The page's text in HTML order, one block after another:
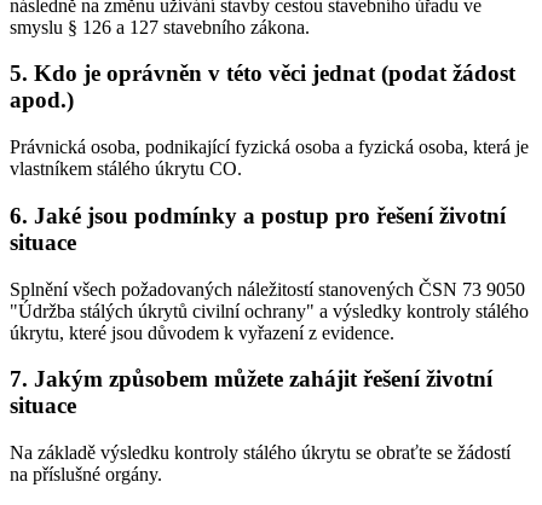
následně na změnu užívání stavby cestou stavebního úřadu ve
smyslu § 126 a 127 stavebního zákona.
5. Kdo je oprávněn v této věci jednat (podat žádost
apod.)
Právnická osoba, podnikající fyzická osoba a fyzická osoba, která je
vlastníkem stálého úkrytu CO.
6. Jaké jsou podmínky a postup pro řešení životní
situace
Splnění všech požadovaných náležitostí stanovených ČSN 73 9050
"Údržba stálých úkrytů civilní ochrany" a výsledky kontroly stálého
úkrytu, které jsou důvodem k vyřazení z evidence.
7. Jakým způsobem můžete zahájit řešení životní
situace
Na základě výsledku kontroly stálého úkrytu se obraťte se žádostí
na příslušné orgány.